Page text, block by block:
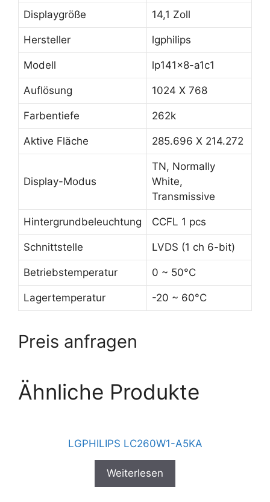
Displaygröße 14,1 Zoll
Hersteller lgphilips
Modell lp141x8-a1c1
Auflösung 1024 X 768
Farbentiefe 262k
Aktive Fläche 285.696 X 214.272
Display-Modus
TN, Normally
White,
Transmissive
Hintergrundbeleuchtung CCFL 1 pcs
Schnittstelle LVDS (1 ch 6-bit)
Betriebstemperatur 0 ~ 50°C
Lagertemperatur -20 ~ 60°C
Preis anfragen
Ähnliche Produkte
LGPHILIPS LC260W1-A5KA
Weiterlesen